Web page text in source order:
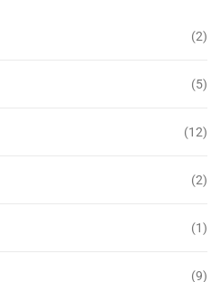
(2)
(5)
(12)
(2)
(1)
(9)